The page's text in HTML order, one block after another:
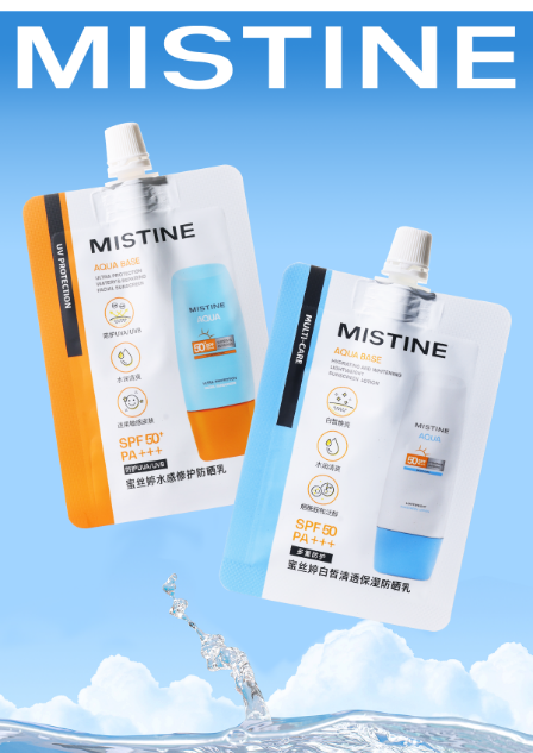
「AFTEE先享後付」，若未經同意申辦者引起之損失，本公司不負相關責
任。
４．使用「AFTEE先享後付」時，將依據個別帳號之用戶狀況，依本公司即
時審查核予不同之上限額度；若仍有額度不足之情形，本公司將視審查結果
５．嚴禁一人註冊多個帳號或使用他人資訊註冊。若發現惡意使用之情形，
恩沛科技股份有限公司將有權停止該用戶之使用額度並採取法律行動。
宅配(本島)
每筆NT$100，滿NT$790(含以上)免運費
付款後寶雅門市自取(由倉庫統一出貨)